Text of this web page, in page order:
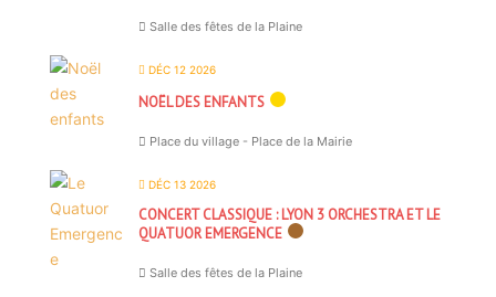
Salle des fêtes de la Plaine
DÉC 12 2026
NOËL DES ENFANTS
Place du village - Place de la Mairie
DÉC 13 2026
CONCERT CLASSIQUE : LYON 3 ORCHESTRA ET LE
QUATUOR EMERGENCE
Salle des fêtes de la Plaine